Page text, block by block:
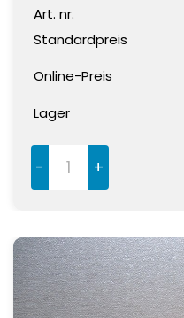
Art. nr.
Standardpreis
Online-Preis
Lager
- +